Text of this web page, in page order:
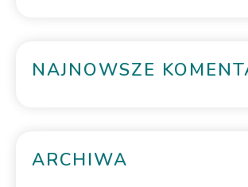
NAJNOWSZE
ARCHIWA